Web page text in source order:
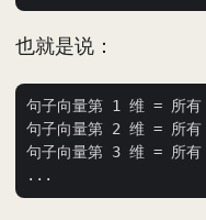
也就是说：
句子向量第 1 维 = 所
句子向量第 2 维 = 所
句子向量第 3 维 = 所